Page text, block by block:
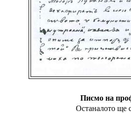
Писмо на
Останалото ще